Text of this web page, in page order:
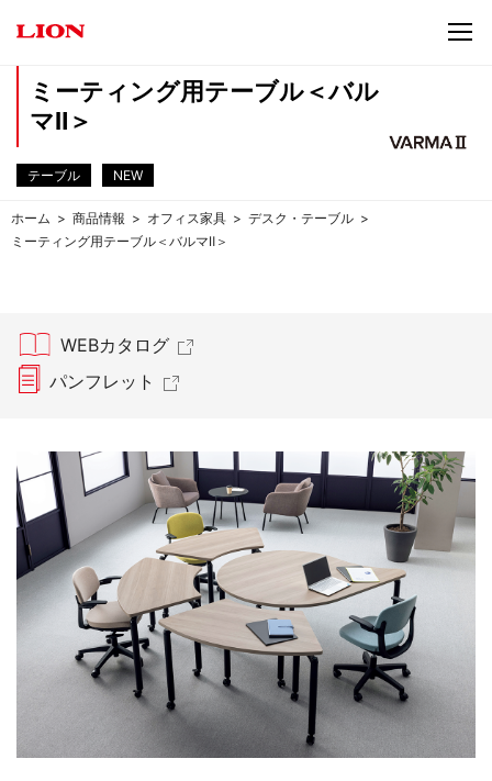
ミーティング用テーブル＜バル
マⅡ＞
テーブル NEW
ホーム 商品情報 オフィス家具
デスク・テーブル
ミーティング用テーブル＜バルマⅡ＞
WEBカタログ
パンフレット